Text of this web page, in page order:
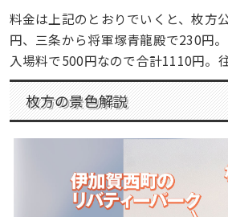
料金は上記のとおりでいくと、枚方
円、三条から将軍塚青龍殿で230円。
入場料で500円なので合計1110円。
枚方の景色解説